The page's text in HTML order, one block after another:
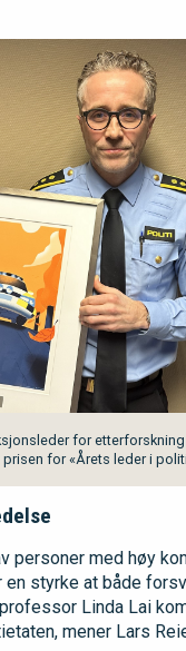
for
for «Årets leder i
personer med høy
en styrke at både
Linda Lai
mener Lars